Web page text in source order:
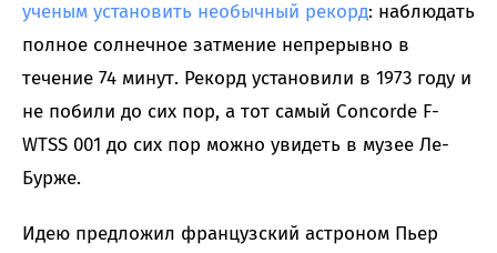
ученым установить необычный рекорд: наблюдать
полное солнечное затмение непрерывно в
течение 74 минут. Рекорд установили в 1973 году и
не побили до сих пор, а тот самый Concorde F-
WTSS 001 до сих пор можно увидеть в музее Ле-
Бурже.
Идею предложил французский астроном Пьер